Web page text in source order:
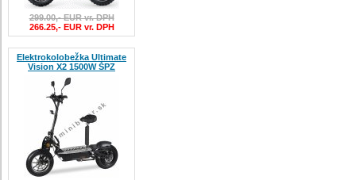
299.00,- EUR vr. DPH
266.25,- EUR vr. DPH
Elektrokolobežka Ultimate
Vision X2 1500W ŠPZ